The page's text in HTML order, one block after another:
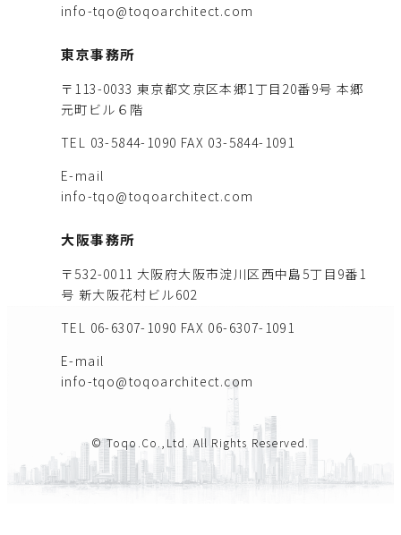
info-tqo@toqoarchitect.com
東京事務所
〒113-0033 東京都文京区本郷1丁目20番9号 本郷
元町ビル６階
TEL 03-5844-1090 FAX 03-5844-1091
E-mail
info-tqo@toqoarchitect.com
大阪事務所
〒532-0011 大阪府大阪市淀川区西中島5丁目9番1
号 新大阪花村ビル602
TEL 06-6307-1090 FAX 06-6307-1091
E-mail
info-tqo@toqoarchitect.com
© Toqo.Co.,Ltd. All Rights Reserved.